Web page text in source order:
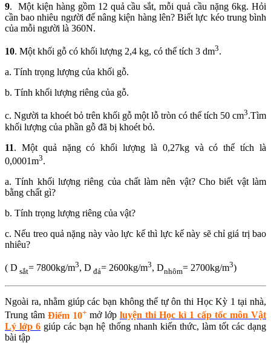
9. Một kiện hàng gồm 12 quả cầu sắt, mỗi quả cầu nặng 6kg. Hỏi
cần bao nhiêu người để nâng kiện hàng lên? Biết lực kéo trung bình
của mỗi người là 360N.
10. Một khối gỗ có khối lượng 2,4 kg, có thể tích 3 dm3.
a. Tính trọng lượng của khối gỗ.
b. Tính khối lượng riêng của gỗ.
c. Người ta khoét bỏ trên khối gỗ một lỗ tròn có thể tích 50 cm3.Tìm
khối lượng của phần gỗ đã bị khoét bỏ.
11. Một quả nặng có khối lượng là 0,27kg và có thể tích là
0,0001m3.
a. Tính khối lượng riêng của chất làm nên vật? Cho biết vật làm
bằng chất gì?
b. Tính trọng lượng riêng của vật?
c. Nếu treo quả nặng này vào lực kế thì lực kế này sẽ chỉ giá trị bao
nhiêu?
( D sắt= 7800kg/m3, D đá= 2600kg/m3, Dnhôm= 2700kg/m3)
Ngoài ra, nhằm giúp các bạn không thể tự ôn thi Học Kỳ 1 tại nhà,
Trung tâm Điểm 10+ mở lớp luyện thi Học kì 1 cấp tốc môn Vật
Lý lớp 6 giúp các bạn hệ thống nhanh kiến thức, làm tốt các dạng
bài tập